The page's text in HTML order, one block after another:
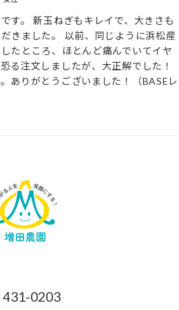
す。 新玉ねぎもキレイで、大きさも
きました。 以前、同じように浜松産
たところ、ほとんど痛んでいてイヤ
る注文しましたが、大正解でした！
ありがとうございました！（BASEレ
431-0203